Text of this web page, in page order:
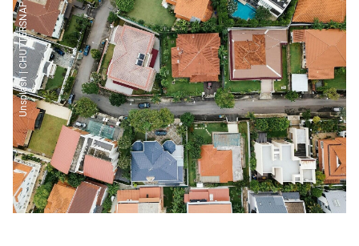
Unsplash | CHUTTERSNAP